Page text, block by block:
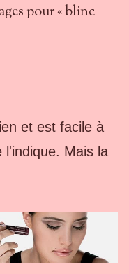
et est facile à
l'indique. Mais la